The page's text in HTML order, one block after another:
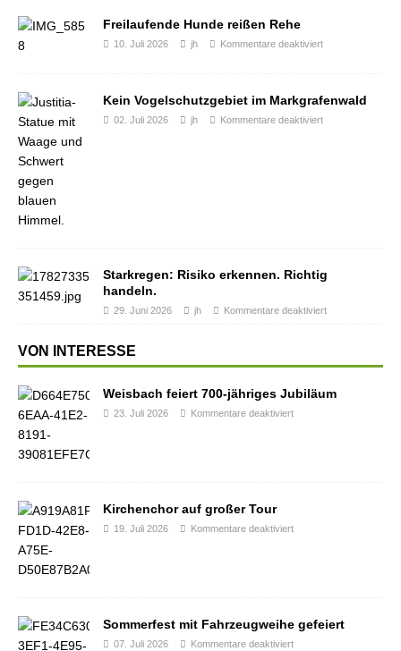
Freilaufende Hunde reißen Rehe
10. Juli 2026 jh Kommentare deaktiviert
Kein Vogelschutzgebiet im Markgrafenwald
02. Juli 2026 jh Kommentare deaktiviert
Starkregen: Risiko erkennen. Richtig
handeln.
29. Juni 2026 jh Kommentare deaktiviert
VON INTERESSE
Weisbach feiert 700-jähriges Jubiläum
23. Juli 2026 Kommentare deaktiviert
Kirchenchor auf großer Tour
19. Juli 2026 Kommentare deaktiviert
Sommerfest mit Fahrzeugweihe gefeiert
07. Juli 2026 Kommentare deaktiviert